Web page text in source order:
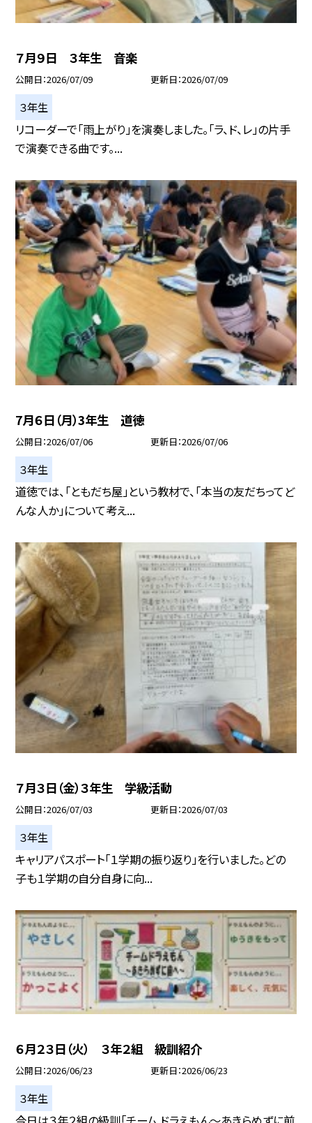
７月９日 ３年生 音楽
公開日 2026/07/09 更新日 2026/07/09
３年生
リコーダーで「雨上がり」を演奏しました。「ラ、ド、レ」の片手
で演奏できる曲です。...
7月６日（月）3年生 道徳
公開日 2026/07/06 更新日 2026/07/06
３年生
道徳では、「ともだち屋」という教材で、「本当の友だちってど
んな人か」について考え...
７月３日（金）３年生 学級活動
公開日 2026/07/03 更新日 2026/07/03
３年生
キャリアパスポート「１学期の振り返り」を行いました。どの
子も１学期の自分自身に向...
６月２３日（火） ３年２組 級訓紹介
公開日 2026/06/23 更新日 2026/06/23
３年生